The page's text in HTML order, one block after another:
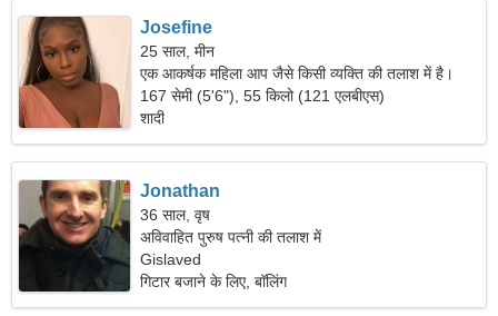
Josefine
25 साल, मीन
एक आकर्षक महिला आप जैसे किसी व्यक्ति की तलाश में है।
167 सेमी (5'6"), 55 किलो (121 एलबीएस)
शादी
Jonathan
36 साल, वृष
अविवाहित पुरुष पत्नी की तलाश में
Gislaved
गिटार बजाने के लिए, बॉलिंग